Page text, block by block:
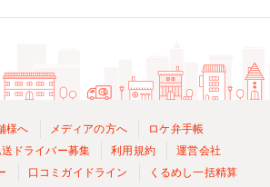
様へ メディアの方へ
ロケ弁手帳
ドライバー募集
利用規約
運営会社
口コミガイドライン くるめし一括精算